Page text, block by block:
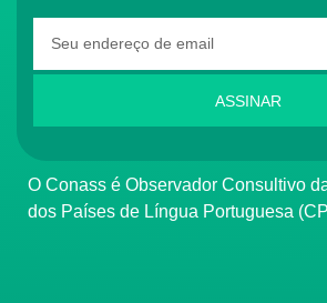
ASSINAR
O Conass é Observador Consultivo
dos Países de Língua Portuguesa